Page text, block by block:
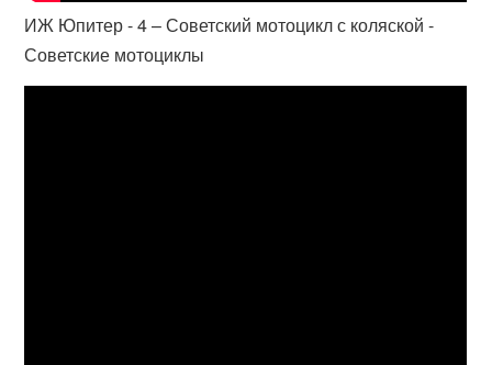
ИЖ Юпитер - 4 – Советский мотоцикл с коляской -
Советские мотоциклы